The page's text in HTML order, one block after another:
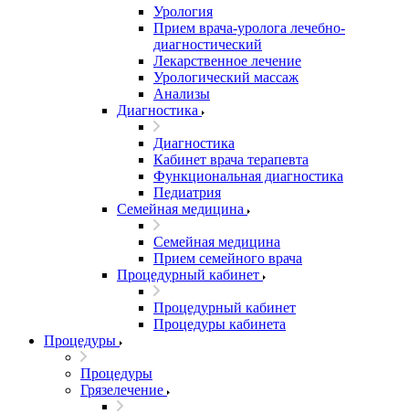
Урология
Прием врача-уролога лечебно-
диагностический
Лекарственное лечение
Урологический массаж
Анализы
Диагностика
Диагностика
Кабинет врача терапевта
Функциональная диагностика
Педиатрия
Семейная медицина
Семейная медицина
Прием семейного врача
Процедурный кабинет
Процедурный кабинет
Процедуры кабинета
Процедуры
Процедуры
Грязелечение